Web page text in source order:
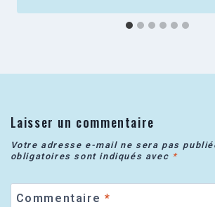
Laisser un commentaire
Votre adresse e-mail ne sera pas
obligatoires sont indiqués avec *
Commentaire *